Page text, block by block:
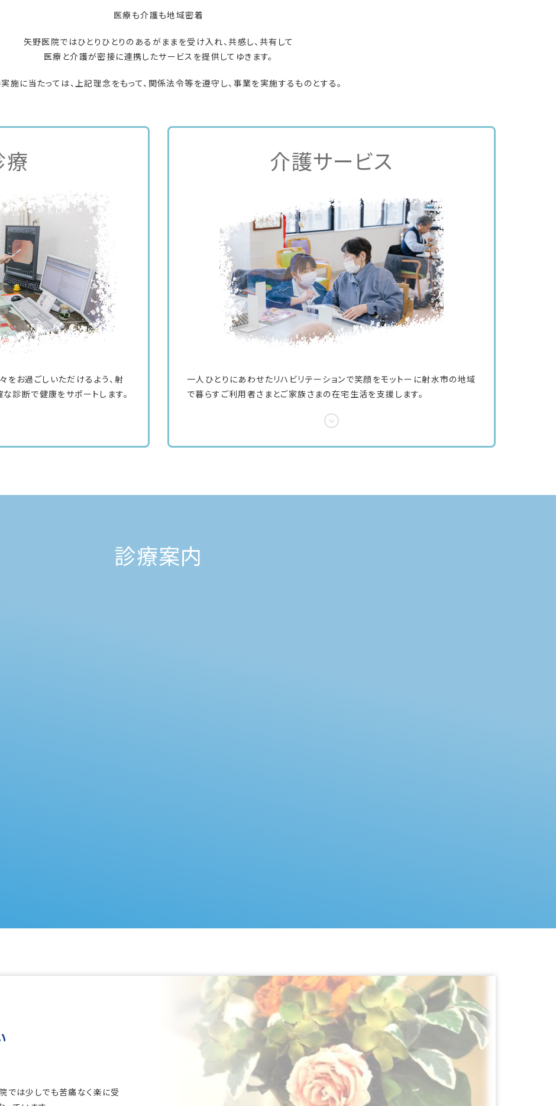
医療も介護も地域密着
矢野医院ではひとりひとりのあるがままを受け入れ、共感し、共有して
医療と介護が密接に連携したサービスを提供してゆきます。
施に当たっては、上記理念をもって、関係法令等を遵守し、事業を実施するものとする。
療
お過ごしいただけるよう、射
診断で健康をサポートします。
介護サービス
一人ひとりにあわせたリハビリテーションで笑顔をモットーに射水市の地域
で暮らすご利用者さまとご家族さまの在宅生活を支援します。
診療案内
では少しでも苦痛なく楽に受